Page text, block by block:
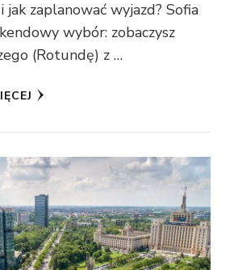
jak zaplanować wyjazd? Sofia
wybór: zobaczysz
(Rotundę) z …